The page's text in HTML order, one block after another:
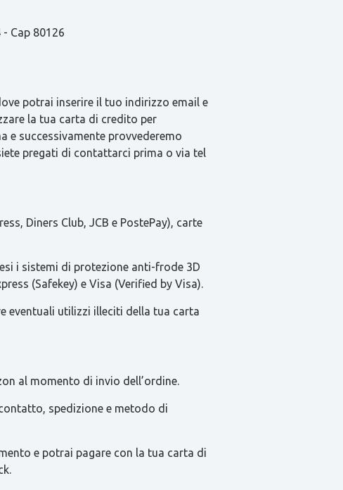
Cap 80126
potrai inserire il tuo indirizzo email e
la tua carta di credito per
e successivamente provvederemo
pregati di contattarci prima o via tel
Diners Club, JCB e PostePay), carte
i sistemi di protezione anti-frode 3D
(Safekey) e Visa (Verified by Visa).
eventuali utilizzi illeciti della tua carta
al momento di invio dell’ordine.
spedizione e metodo di
e potrai pagare con la tua carta di